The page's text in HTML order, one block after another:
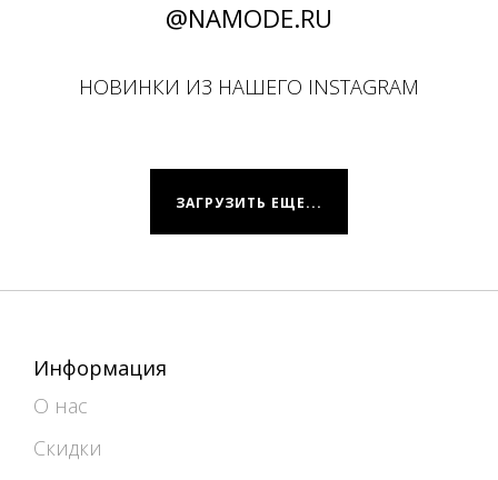
@NAMODE.RU
НОВИНКИ ИЗ НАШЕГО INSTAGRAM
ЗАГРУЗИТЬ ЕЩЕ...
Информация
О нас
Скидки